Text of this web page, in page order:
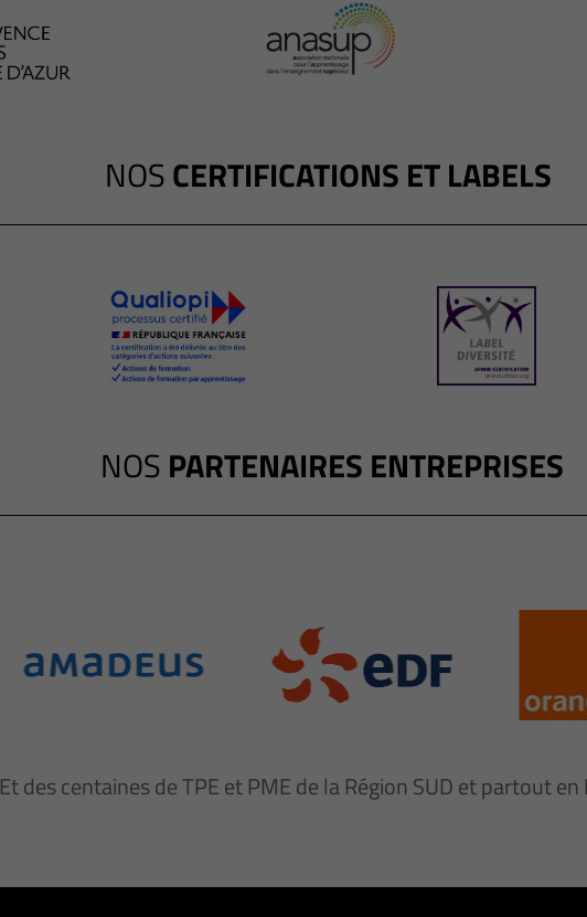
NOSCERTIFICATIONS ET LABELS
NOS PARTENAIRES ENTREPRISES
Et des centaines de TPE et PME de la Région SUD et partout